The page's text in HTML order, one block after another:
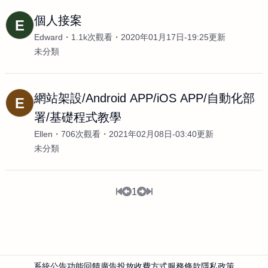
E 個人接案
Edward 1.1k次觀看
2020年01月17日-19:25更新
未分類
E
網站架設/Android APP/iOS APP/自動化部
署/基礎程式教學
Ellen 706次觀看
2021年02月08日-03:40更新
未分類
1